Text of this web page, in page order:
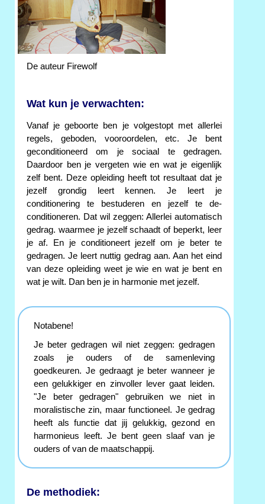
De auteur Firewolf
Wat kun je verwachten:
Vanaf je geboorte ben je volgestopt met allerlei
regels, geboden, vooroordelen, etc. Je bent
geconditioneerd om je sociaal te gedragen.
Daardoor ben je vergeten wie en wat je eigenlijk
zelf bent. Deze opleiding heeft tot resultaat dat je
jezelf grondig leert kennen. Je leert je
conditionering te bestuderen en jezelf te de-
conditioneren. Dat wil zeggen: Allerlei automatisch
gedrag. waarmee je jezelf schaadt of beperkt, leer
je af. En je conditioneert jezelf om je beter te
gedragen. Je leert nuttig gedrag aan. Aan het eind
van deze opleiding weet je wie en wat je bent en
wat je wilt. Dan ben je in harmonie met jezelf.
Notabene!
Je beter gedragen wil niet zeggen: gedragen
zoals je ouders of de samenleving
goedkeuren. Je gedraagt je beter wanneer je
een gelukkiger en zinvoller lever gaat leiden.
"Je beter gedragen" gebruiken we niet in
moralistische zin, maar functioneel. Je gedrag
heeft als functie dat jij gelukkig, gezond en
harmonieus leeft. Je bent geen slaaf van je
ouders of van de maatschappij.
De methodiek: